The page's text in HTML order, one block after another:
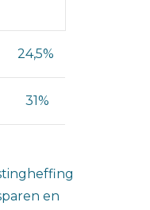
24,5%
31%
en